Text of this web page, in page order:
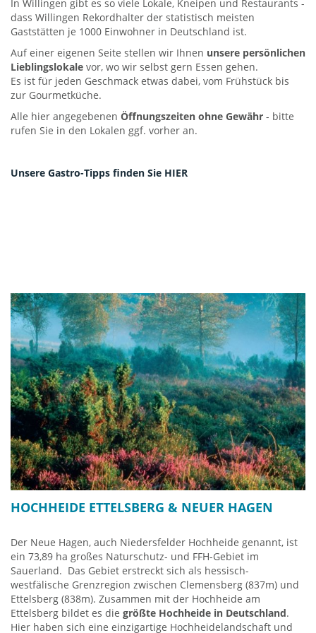
In Willingen gibt es so viele Lokale, Kneipen und Restaurants -
dass Willingen Rekordhalter der statistisch meisten
Gaststätten je 1000 Einwohner in Deutschland ist.
Auf einer eigenen Seite stellen wir Ihnen unsere persönlichen
Lieblingslokale vor, wo wir selbst gern Essen gehen.
Es ist für jeden Geschmack etwas dabei, vom Frühstück bis
zur Gourmetküche.
Alle hier angegebenen Öffnungszeiten ohne Gewähr - bitte
rufen Sie in den Lokalen ggf. vorher an.
Unsere Gastro-Tipps finden Sie HIER
HOCHHEIDE ETTELSBERG & NEUER HAGEN
Der Neue Hagen, auch Niedersfelder Hochheide genannt, ist
ein 73,89 ha großes Naturschutz- und FFH-Gebiet im
Sauerland. Das Gebiet erstreckt sich als hessisch-
westfälische Grenzregion zwischen Clemensberg (837m) und
Ettelsberg (838m). Zusammen mit der Hochheide am
Ettelsberg bildet es die größte Hochheide in Deutschland.
Hier haben sich eine einzigartige Hochheidelandschaft und